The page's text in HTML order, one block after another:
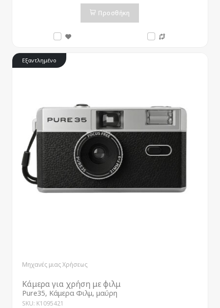
Προσθήκη
Εξαντλημένο
Μηχανές μιας Χρήσεως
Κάμερα για χρήση με φιλμ
Pure35, Κάμερα Φιλμ, μαύρη
SKU: K1095421